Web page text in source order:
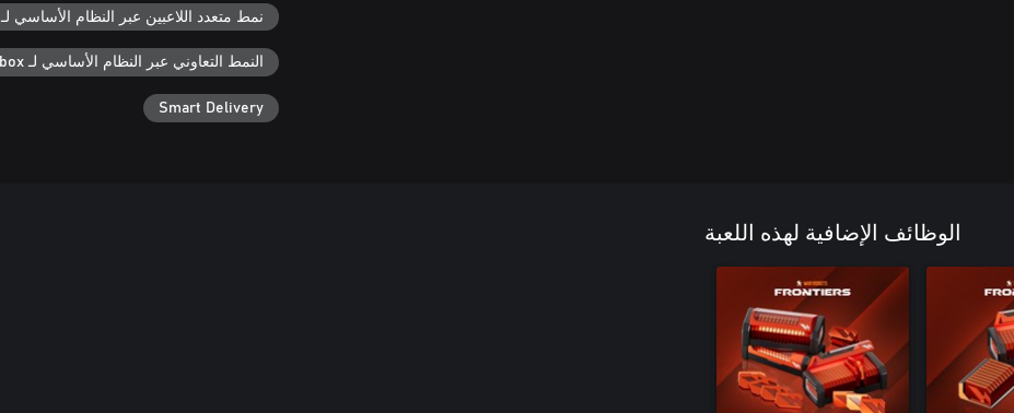
نمط متعدد اللاعبين عبر النظام الأساسي لـ Xbox
النمط التعاوني عبر النظام الأساسي لـ Xbox
Smart Delivery
الوظائف الإضافية لهذه اللعبة